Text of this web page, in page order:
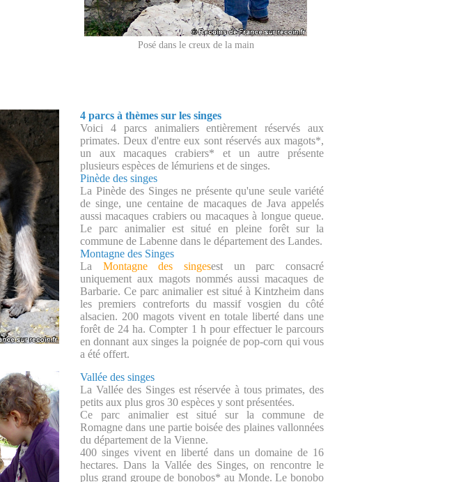
Posé dans le creux de la main
4 parcs à thèmes sur les singes
Voici 4 parcs animaliers entièrement réservés aux
primates. Deux d'entre eux sont réservés aux magots*,
un aux macaques crabiers* et un autre présente
plusieurs espèces de lémuriens et de singes.
Pinède des singes
La Pinède des Singes ne présente qu'une seule variété
de singe, une centaine de macaques de Java appelés
aussi macaques crabiers ou macaques à longue queue.
Le parc animalier est situé en pleine forêt sur la
commune de Labenne dans le département des Landes.
Montagne des Singes
La Montagne des singesest un parc consacré
uniquement aux magots nommés aussi macaques de
Barbarie. Ce parc animalier est situé à Kintzheim dans
les premiers contreforts du massif vosgien du côté
alsacien. 200 magots vivent en totale liberté dans une
forêt de 24 ha. Compter 1 h pour effectuer le parcours
en donnant aux singes la poignée de pop-corn qui vous
a été offert.
Vallée des singes
La Vallée des Singes est réservée à tous primates, des
petits aux plus gros 30 espèces y sont présentées.
Ce parc animalier est situé sur la commune de
Romagne dans une partie boisée des plaines vallonnées
du département de la Vienne.
400 singes vivent en liberté dans un domaine de 16
hectares. Dans la Vallée des Singes, on rencontre le
plus grand groupe de bonobos* au Monde. Le bonobo